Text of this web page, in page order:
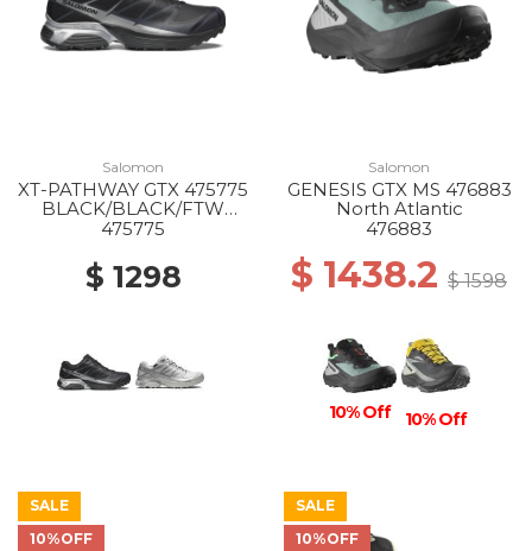
Salomon
XT-PATHWAY GTX 475775
BLACK/BLACK/FTW
SILVER
475775
$ 1298
Salomon
GENESIS GTX MS 476883
North Atlantic
476883
$ 1438.2 $ 1598
10% Off 10% Off
SALE
10%OFF
SALE
10%OFF